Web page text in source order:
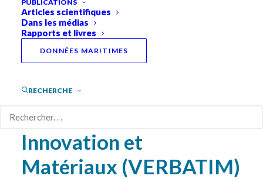
PUBLICATIONS
Articles scientifiques
Dans les médias
Rapports et livres
DONNÉES MARITIMES
RECHERCHE
Végétalisée contre
l’Érosion des berges
induite par les vagues
de Batillage : retour
d’expériences,
Innovation et
Matériaux (VERBATIM)